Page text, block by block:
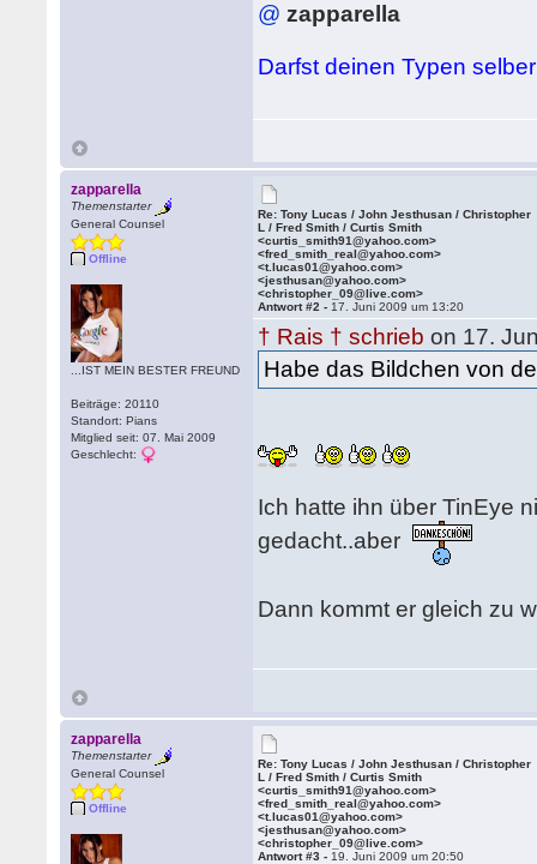
@ zapparella
Darfst deinen Typen
zapparella
Themenstarter
General Counsel
Offline
...IST MEIN BESTER FREUND
Beiträge: 20110
Standort: Pians
Mitglied seit: 07. Mai 2009
Geschlecht:
Re: Tony Lucas / John Jesthusan / Christopher
L / Fred Smith / Curtis Smith
<curtis_smith91@yahoo.com>
<fred_smith_real@yahoo.com>
<t.lucas01@yahoo.com>
<jesthusan@yahoo.com>
<christopher_09@live.com>
Antwort #2 - 17. Juni 2009 um 13:20
† Rais † schrieb on 17.
Habe das Bildchen von
Ich hatte ihn über TinEye
gedacht..aber
Dann kommt er gleich zu
zapparella
Themenstarter
General Counsel
Offline
Re: Tony Lucas / John Jesthusan / Christopher
L / Fred Smith / Curtis Smith
<curtis_smith91@yahoo.com>
<fred_smith_real@yahoo.com>
<t.lucas01@yahoo.com>
<jesthusan@yahoo.com>
<christopher_09@live.com>
Antwort #3 - 19. Juni 2009 um 20:50